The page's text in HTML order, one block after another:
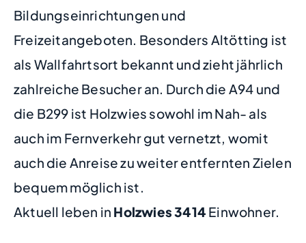
Bildungseinrichtungen und
Freizeitangeboten. Besonders Altötting ist
als Wallfahrtsort bekannt und zieht jährlich
zahlreiche Besucher an. Durch die A94 und
die B299 ist Holzwies sowohl im Nah- als
auch im Fernverkehr gut vernetzt, womit
auch die Anreise zu weiter entfernten Zielen
bequem möglich ist.
Aktuell leben in Holzwies3414 Einwohner.